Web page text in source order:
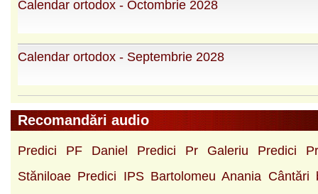
Calendar ortodox - Octombrie 2028
Calendar ortodox - Septembrie 2028
Recomandări audio
Predici PF Daniel Predici Pr Galeriu
Predici
Stăniloae Predici IPS Bartolomeu Anania Cântări